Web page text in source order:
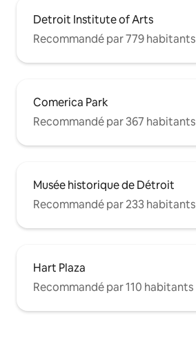
Detroit Institute of Arts
Recommandé par 779 habitants
Comerica Park
Recommandé par 367 habitants
Musée historique de Détroit
Recommandé par 233 habitants
Hart Plaza
Recommandé par 110 habitants